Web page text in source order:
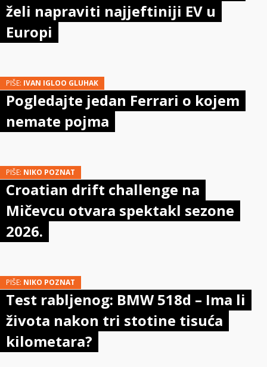
želi napraviti najjeftiniji EV u
Europi
PIŠE: IVAN IGLOO GLUHAK
Pogledajte jedan Ferrari o kojem
nemate pojma
PIŠE: NIKO POZNAT
Croatian drift challenge na
Mičevcu otvara spektakl sezone
2026.
PIŠE: NIKO POZNAT
Test rabljenog: BMW 518d – Ima li
života nakon tri stotine tisuća
kilometara?